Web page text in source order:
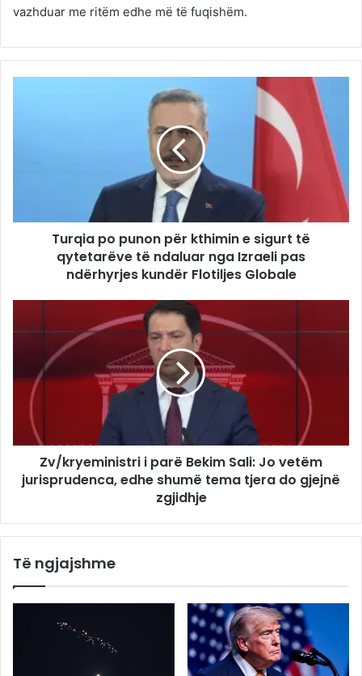
vazhduar me ritëm edhe më të fuqishëm.
Turqia po punon për kthimin e sigurt të
qytetarëve të ndaluar nga Izraeli pas
ndërhyrjes kundër Flotiljes Globale
Zv/kryeministri i parë Bekim Sali: Jo vetëm
jurisprudenca, edhe shumë tema tjera do gjejnë
zgjidhje
Të ngjajshme